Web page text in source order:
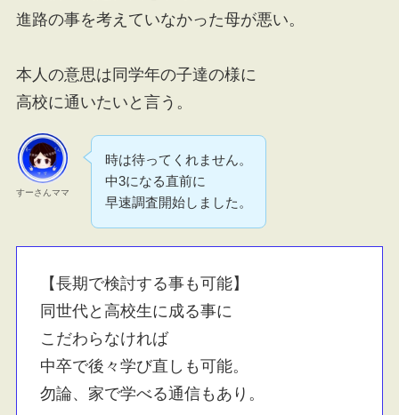
進路の事を考えていなかった母が悪い。
本人の意思は同学年の子達の様に
高校に通いたいと言う。
すーさんママ
時は待ってくれません。
中3になる直前に
早速調査開始しました。
【長期で検討する事も可能】
同世代と高校生に成る事に
こだわらなければ
中卒で後々学び直しも可能。
勿論、家で学べる通信もあり。